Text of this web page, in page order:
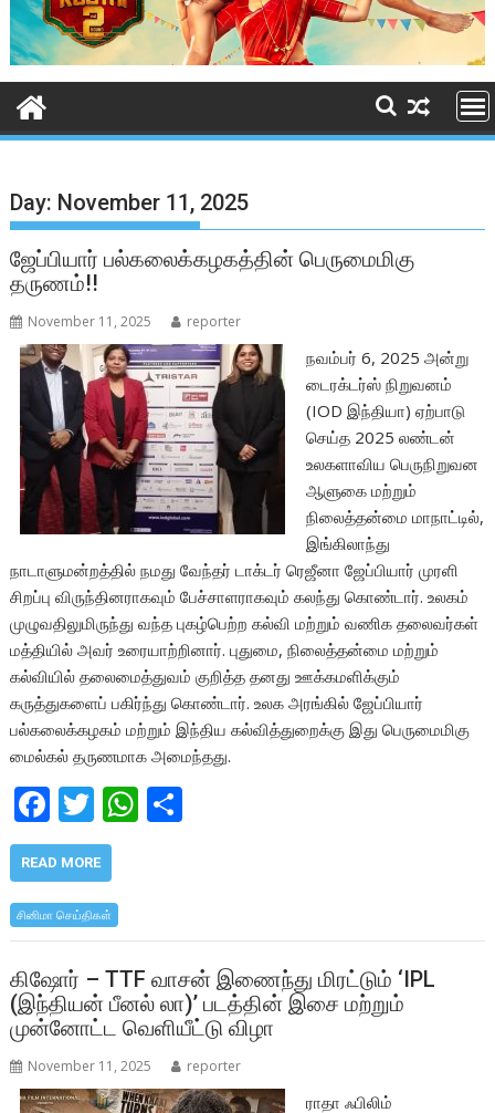
Day: November 11, 2025
ஜேப்பியார் பல்கலைக்கழகத்தின் பெருமைமிகு
தருணம்!!
November 11, 2025 reporter
நவம்பர் 6, 2025 அன்று
டைரக்டர்ஸ் நிறுவனம்
(IOD இந்தியா) ஏற்பாடு
செய்த 2025 லண்டன்
உலகளாவிய பெருநிறுவன
ஆளுகை மற்றும்
நிலைத்தன்மை மாநாட்டில்,
இங்கிலாந்து
நாடாளுமன்றத்தில் நமது வேந்தர் டாக்டர் ரெஜீனா ஜேப்பியார் முரளி
சிறப்பு விருந்தினராகவும் பேச்சாளராகவும் கலந்து கொண்டார். உலகம்
முழுவதிலுமிருந்து வந்த புகழ்பெற்ற கல்வி மற்றும் வணிக தலைவர்கள்
மத்தியில் அவர் உரையாற்றினார். புதுமை, நிலைத்தன்மை மற்றும்
கல்வியில் தலைமைத்துவம் குறித்த தனது ஊக்கமளிக்கும்
கருத்துகளைப் பகிர்ந்து கொண்டார். உலக அரங்கில் ஜேப்பியார்
பல்கலைக்கழகம் மற்றும் இந்திய கல்வித்துறைக்கு இது பெருமைமிகு
மைல்கல் தருணமாக அமைந்தது.
F
ac
e
b
o
o
k
T
w
itt
er
W
A
p
p
READ MORE
சினிமா செய்திகள்
கிஷோர் – TTF வாசன் இணைந்து மிரட்டும் ‘IPL
(இந்தியன் பீனல் லா)’ படத்தின் இசை மற்றும்
முன்னோட்ட வெளியீட்டு விழா
November 11, 2025 reporter
ராதா ஃபிலிம்